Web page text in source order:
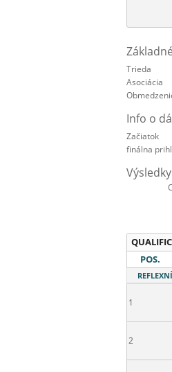
Trieda
Asociácia
Info o
Začiatok
finálna
Výsledky
POS.
1
2